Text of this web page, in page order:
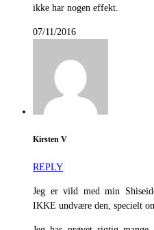
ikke har nogen effekt.
07/11/2016
Kirsten V
REPLY
Jeg er vild med min
IKKE undvære den, specielt